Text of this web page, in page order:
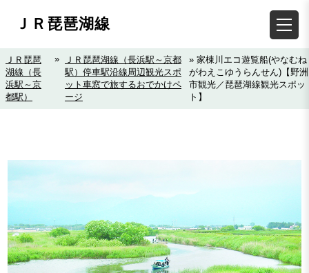
ＪＲ琵琶湖線
ＪＲ琵琶
湖線（長
浜駅～京
都駅）
»
ＪＲ琵琶湖線（長浜駅～京都
駅）停車駅沿線周辺観光スポ
ット車窓で旅するおでかけペ
ージ
» 家棟川エコ遊覧船(やなむね
がわえこゆうらんせん)【野洲
市観光／琵琶湖線観光スポッ
ト】